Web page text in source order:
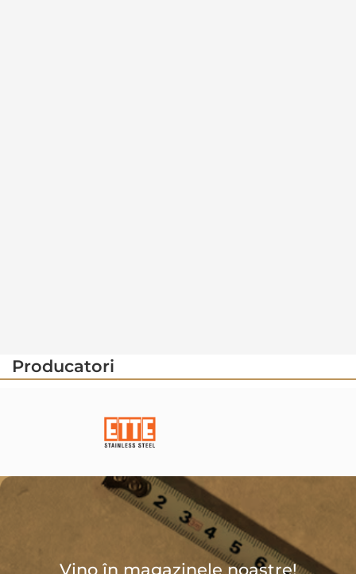
Producatori
Vino în magazinele noastre!